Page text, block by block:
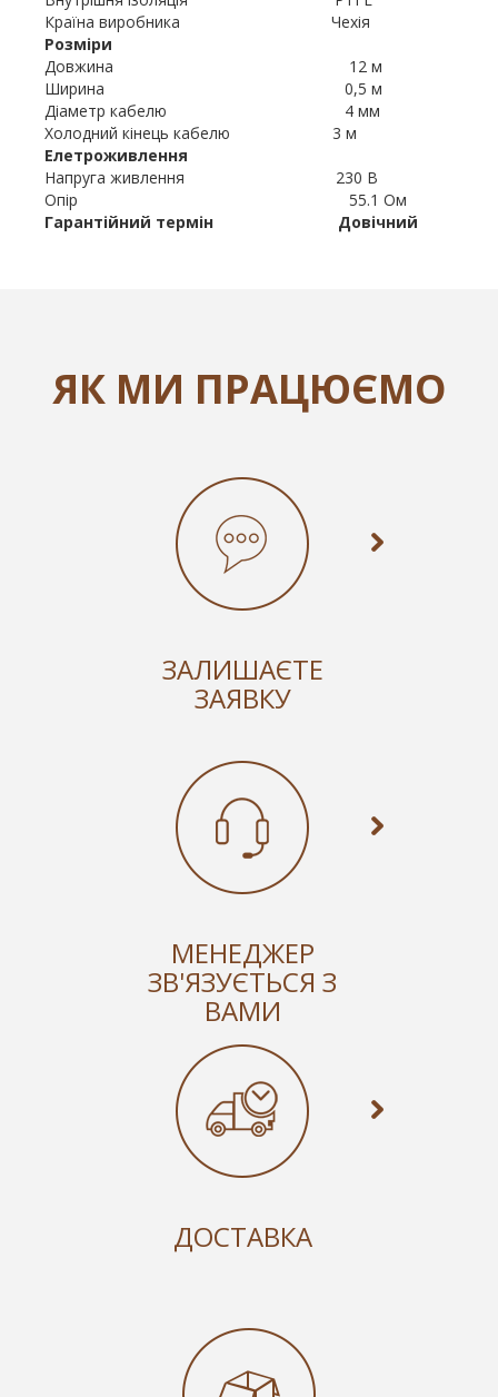
Країна виробника Чехія
Розміри
Довжина 12 м
Ширина 0,5 м
Діаметр кабелю 4 мм
Холодний кінець кабелю 3 м
Елетроживлення
Напруга живлення 230 В
Опір 55.1 Ом
Гарантійний термін Довічний
ЯК МИ ПРАЦЮЄМО
ЗАЛИШАЄТЕ
ЗАЯВКУ
МЕНЕДЖЕР
ЗВ'ЯЗУЄТЬСЯ З
ВАМИ
ДОСТАВКА